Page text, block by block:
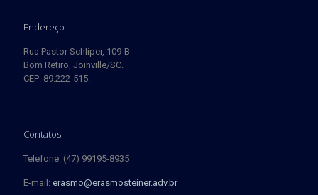
Endereço
Rua Pastor Schliper, 109-B
Bom Retiro, Joinville/SC.
CEP: 89.222-515.
Contatos
Telefone: (47) 99195-8935
E-mail: erasmo@erasmosteiner.adv.br